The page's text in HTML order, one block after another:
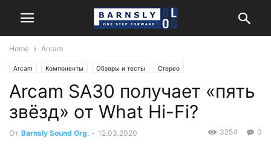
Home Arcam
Arcam Компоненты Обзоры и тесты Стерео
Arcam SA30 получает «пять
звёзд» от What Hi-Fi?
От Barnsly Sound Org. - 12.03.2020 0
3254